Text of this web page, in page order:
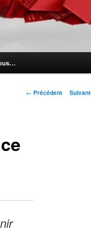
Navigation
← Précédent Suivant